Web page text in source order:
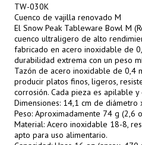
TW-030K
Cuenco de vajilla renovado M
El Snow Peak Tableware Bowl M
cuenco ultraligero de alto
fabricado en acero inoxidable de
durabilidad extrema con un peso
Tazón de acero inoxidable de 0,4
producir platos finos, ligeros,
corrosión. Cada pieza es apilable y
Dimensiones: 14,1 cm de diámetro
Peso: Aproximadamente 74 g (2,6
Material: Acero inoxidable 18-8,
apto para uso alimentario.